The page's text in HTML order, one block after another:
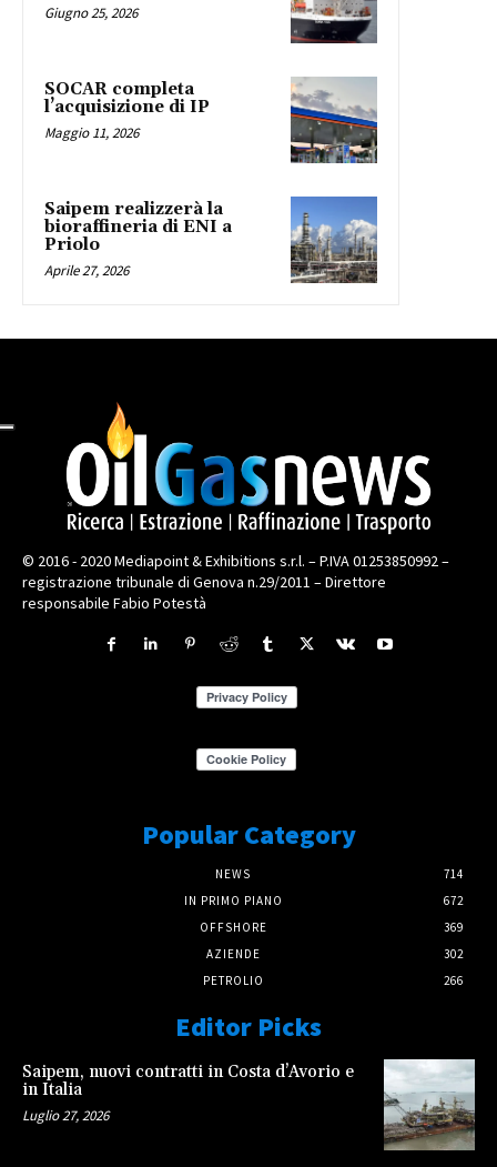
Giugno 25, 2026
SOCAR completa
l’acquisizione di IP
Maggio 11, 2026
Saipem realizzerà la
bioraffineria di ENI a
Priolo
Aprile 27, 2026
© 2016 - 2020 Mediapoint & Exhibitions s.r.l. – P.IVA 01253850992 –
registrazione tribunale di Genova n.29/2011 – Direttore
responsabile Fabio Potestà
Popular Category
NEWS
714
IN PRIMO PIANO
672
OFFSHORE
369
AZIENDE
302
PETROLIO
266
Editor Picks
Saipem, nuovi contratti in Costa d’Avorio e
in Italia
Luglio 27, 2026